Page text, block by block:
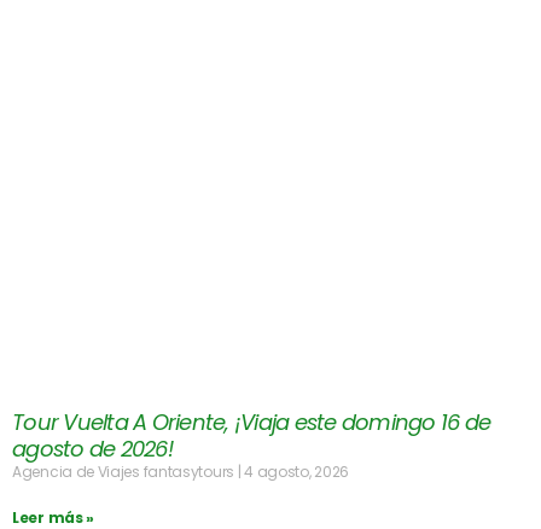
Tour Vuelta A Oriente, ¡Viaja este domingo 16 de
agosto de 2026!
Agencia de Viajes fantasytours 4 agosto, 2026
Leer más »